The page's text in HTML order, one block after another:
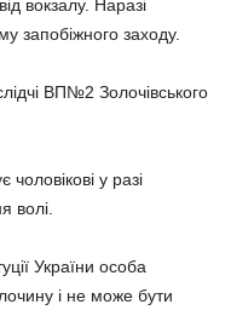
вокзалу. Наразі
запобіжного заходу.
ВП№2 Золочівського
у разі
волі.
України особа
і не може бути